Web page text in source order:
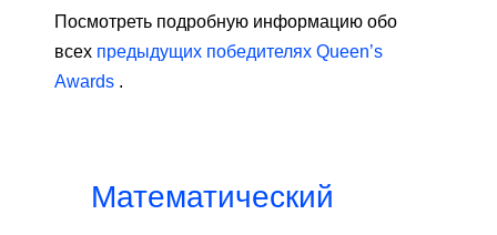
Посмотреть подробную информацию обо
всех предыдущих победителях Queen’s
Awards .
Математический